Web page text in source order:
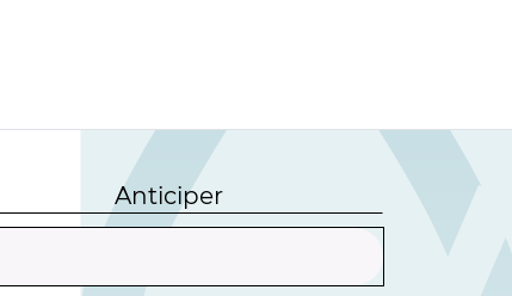
Anticiper